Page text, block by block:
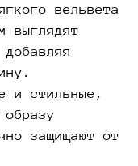
вельвета
выглядят
и стильные,
защищают от